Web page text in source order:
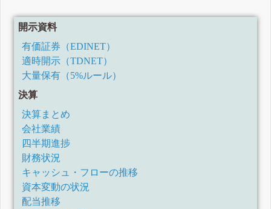
開示資料
有価証券（EDINET）
適時開示（TDNET）
大量保有（5%ルール）
決算
決算まとめ
会社業績
四半期進捗
財務状況
キャッシュ・フローの推移
資本変動の状況
配当推移